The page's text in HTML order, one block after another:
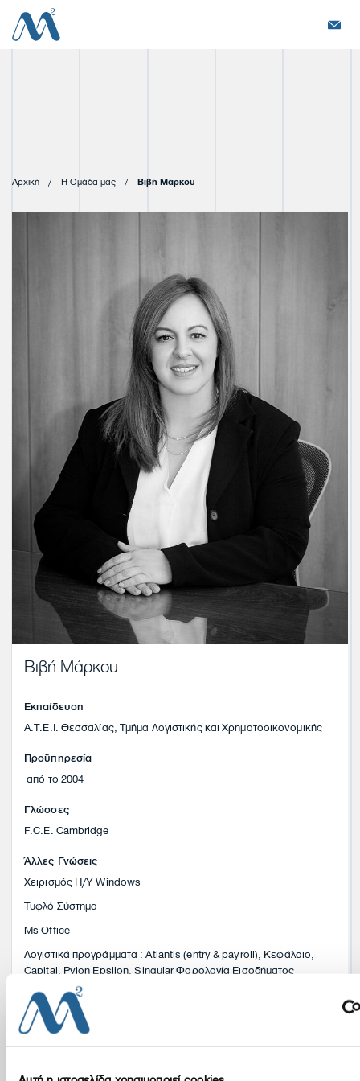
{ "@type": "Person", "@context": "http://schema.org", "image":
"https://www.mahairas.com/uploads/1/image_jpeg/
"name":"Βιβή Μάρκου", "jobTitle":"" }
Αρχική / Η Ομάδα μας / Βιβή Μάρκου
Βιβή Μάρκου
Εκπαίδευση
Α.Τ.Ε.Ι. Θεσσαλίας, Τμήμα Λογιστικής και Χρηματοοικονομικής
Προϋπηρεσία
από το 2004
Γλώσσες
F.C.E. Cambridge
Άλλες Γνώσεις
Χειρισμός Η/Υ Windows
Τυφλό Σύστημα
Ms Office
Λογιστικά προγράμματα : Atlantis (entry & payroll), Κεφάλαιο,
Capital, Pylon Epsilon, Singular Φορολογία Εισοδήματος
Σεμινάρια
Φορολογία Εισοδήματος Φυσικών και Νομικών Προσώπων
(εσωτερικού & εξωτερικού)